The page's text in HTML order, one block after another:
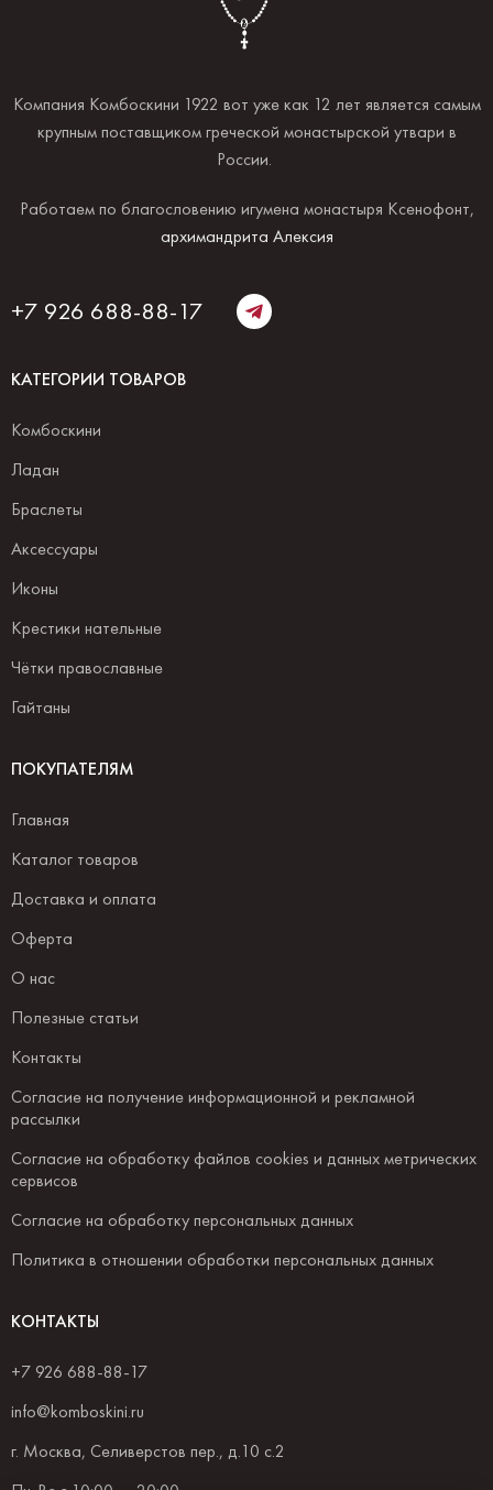
Компания Комбоскини 1922 вот уже как 12 лет является самым
крупным поставщиком греческой монастырской утвари в
России.
Работаем по благословению игумена монастыря Ксенофонт,
архимандрита Алексия
+7 926 688-88-17
КАТЕГОРИИ ТОВАРОВ
Комбоскини
Ладан
Браслеты
Аксессуары
Иконы
Крестики нательные
Чётки православные
Гайтаны
ПОКУПАТЕЛЯМ
Главная
Каталог товаров
Доставка и оплата
Оферта
О нас
Полезные статьи
Контакты
Согласие на получение информационной и рекламной
рассылки
Согласие на обработку файлов cookies и данных метрических
сервисов
Согласие на обработку персональных данных
Политика в отношении обработки персональных данных
КОНТАКТЫ
+7 926 688-88-17
info@komboskini.ru
г. Москва, Селиверстов пер., д.10 с.2